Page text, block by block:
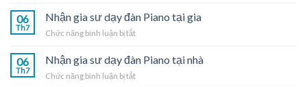
tạigia
sư
dạy
Piano
TPHCM
06
Th7
Nhận gia sư dạy đàn Piano tại gia
Chức năng bình luận bị tắtở
gia
sư
dạy
06
Th7
Nhận gia sư dạy đàn Piano tại nhà
Chức năng bình luận bị tắtở